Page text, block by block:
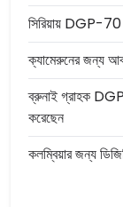
সিরিয়ায় DGP-70
ক্যামেরুনের জন্য
ব্রুনাই গ্রাহক
করেছেন
কলম্বিয়ার জন্য